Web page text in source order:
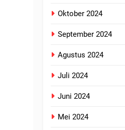
Oktober 2024
September 2024
Agustus 2024
Juli 2024
Juni 2024
Mei 2024